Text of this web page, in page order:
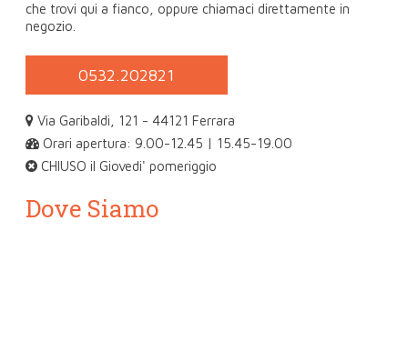
che trovi qui a fianco, oppure chiamaci direttamente in
negozio.
0532.202821
Via Garibaldi, 121 - 44121 Ferrara
Orari apertura: 9.00-12.45 | 15.45-19.00
CHIUSO il Giovedi' pomeriggio
Dove Siamo